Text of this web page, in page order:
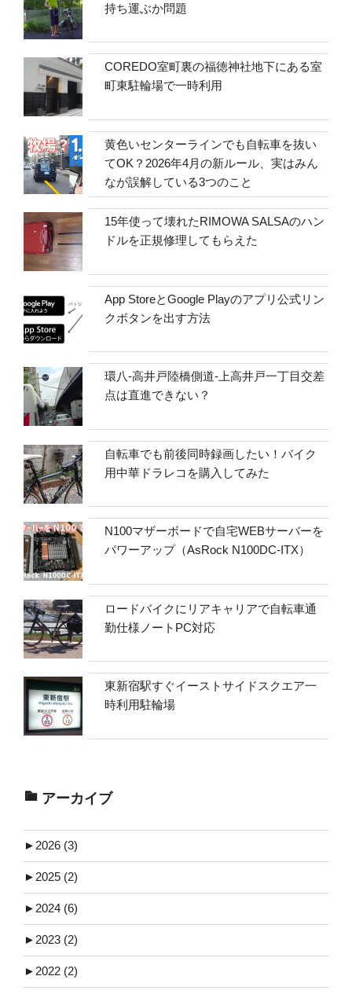
持ち運ぶか問題
COREDO室町裏の福徳神社地下にある室
町東駐輪場で一時利用
黄色いセンターラインでも自転車を抜い
てOK？2026年4月の新ルール、実はみん
なが誤解している3つのこと
15年使って壊れたRIMOWA SALSAのハン
ドルを正規修理してもらえた
App StoreとGoogle Playのアプリ公式リン
クボタンを出す方法
環八-高井戸陸橋側道-上高井戸一丁目交差
点は直進できない？
自転車でも前後同時録画したい！バイク
用中華ドラレコを購入してみた
N100マザーボードで自宅WEBサーバーを
パワーアップ（AsRock N100DC-ITX）
ロードバイクにリアキャリアで自転車通
勤仕様ノートPC対応
東新宿駅すぐイーストサイドスクエア一
時利用駐輪場
アーカイブ
► 2026 (3)
► 2025 (2)
► 2024 (6)
► 2023 (2)
► 2022 (2)